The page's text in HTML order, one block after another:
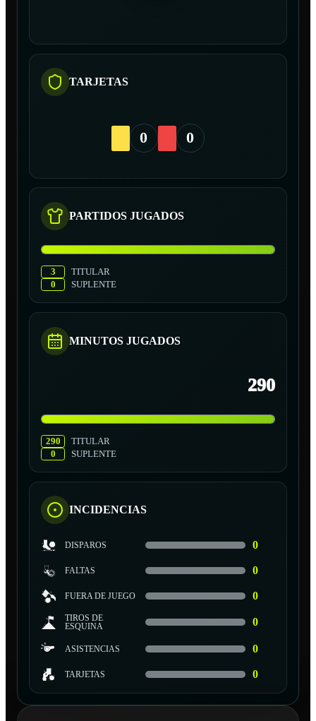
TARJETAS
0 0
PARTIDOS JUGADOS
3
TITULAR
0
SUPLENTE
MINUTOS JUGADOS
290
290
TITULAR
0
SUPLENTE
INCIDENCIAS
DISPAROS 0
FALTAS 0
FUERA DE JUEGO 0
TIROS DE
ESQUINA
0
ASISTENCIAS 0
TARJETAS 0